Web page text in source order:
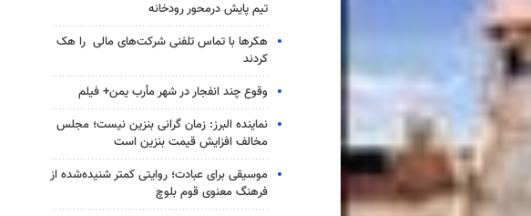
تیم پایش درمحور رودخانه
هکرها با تماس تلفنی شرکت‌های مالی را هک
کردند
وقوع چند انفجار در شهر مأرب یمن+ فیلم
نماینده البرز: زمان گرانی بنزین نیست؛ مجلس
مخالف افزایش قیمت بنزین است
موسیقی برای عبادت؛ روایتی کمتر شنیده‌شده از
فرهنگ معنوی قوم بلوچ